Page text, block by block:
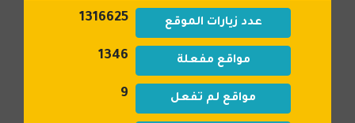
عدد زيارات الموقع 1316625
مواقع مفعلة 1346
مواقع لم تفعل 9